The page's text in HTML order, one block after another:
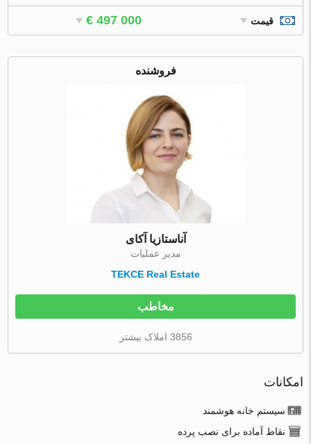
قیمت € 497 000
فروشنده
آناستازیا آکای
مدیر عملیات
TEKCE Real Estate
مخاطب
3856 املاک بیشتر
امکانات
سیستم خانه هوشمند
نقاط آماده برای نصب پرده